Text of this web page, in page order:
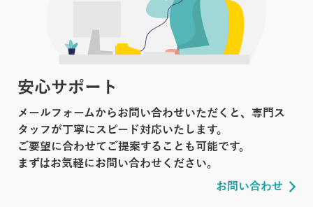
安心サポート
メールフォームからお問い合わせいただくと、専門ス
タッフが丁寧にスピード対応いたします。
ご要望に合わせてご提案することも可能です。
まずはお気軽にお問い合わせください。
お問い合わせ